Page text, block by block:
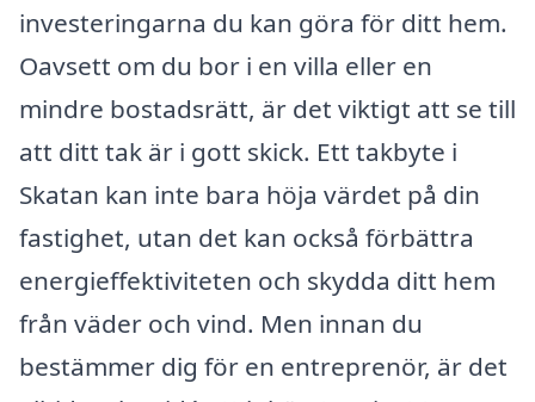
investeringarna du kan göra för ditt hem.
Oavsett om du bor i en villa eller en
mindre bostadsrätt, är det viktigt att se till
att ditt tak är i gott skick. Ett takbyte i
Skatan kan inte bara höja värdet på din
fastighet, utan det kan också förbättra
energieffektiviteten och skydda ditt hem
från väder och vind. Men innan du
bestämmer dig för en entreprenör, är det